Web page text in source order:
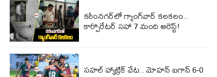
కరీంనగర్‌లో గ్యాంగ్‌వార్ కలకలం..
కార్పొరేటర్ సహా 7 మంది అరెస్ట్!
సహల్ హ్యాట్రిక్ వేట.. మోహన్ బగాన్ 6-0